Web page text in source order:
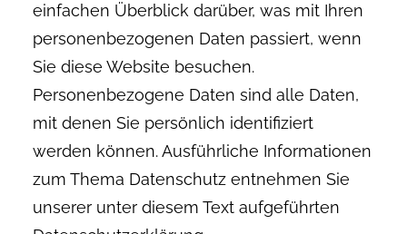
einfachen Überblick darüber, was mit Ihren
personenbezogenen Daten passiert, wenn
Sie diese Website besuchen.
Personenbezogene Daten sind alle Daten,
mit denen Sie persönlich identifiziert
werden können. Ausführliche Informationen
zum Thema Datenschutz entnehmen Sie
unserer unter diesem Text aufgeführten